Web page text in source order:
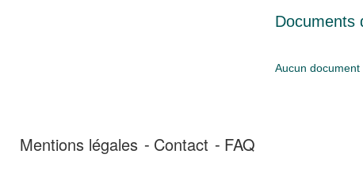
Documents
Aucun document
Mentions légales Contact FAQ